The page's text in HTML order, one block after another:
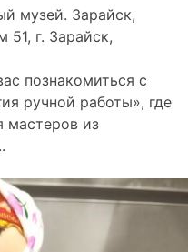
музей. Зарайск,
51, г. Зарайск,
познакомиться с
ручной работы», где
мастеров из